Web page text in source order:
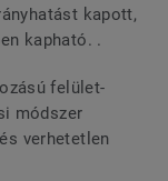
kapott,
kapható. .
felület-
módszer
verhetetlen